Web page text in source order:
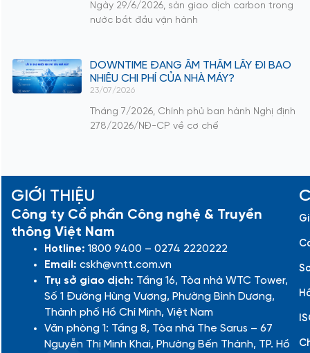
Ngày 29/6/2026, sàn giao dịch carbon trong
nước bắt đầu vận hành
DOWNTIME ĐANG ÂM THẦM LẤY ĐI BAO
NHIÊU CHI PHÍ CỦA NHÀ MÁY?
23/07/2026
Tháng 7/2026, Chính phủ ban hành Nghị định
278/2026/NĐ-CP về cơ chế
GIỚI THIỆU
Công ty Cổ phần Công nghệ & Truyền
thông Việt Nam
Hotline: 1800 9400 – 0274 2220222
Email: cskh@vntt.com.vn
Trụ sở giao dịch: Tầng 16, Tòa nhà WTC Tower,
Số 1 Đường Hùng Vương, Phường Bình Dương,
Thành phố Hồ Chí Minh, Việt Nam
Văn phòng 1: Tầng 8, Tòa nhà The Sarus – 67
Nguyễn Thị Minh Khai, Phường Bến Thành, TP. Hồ